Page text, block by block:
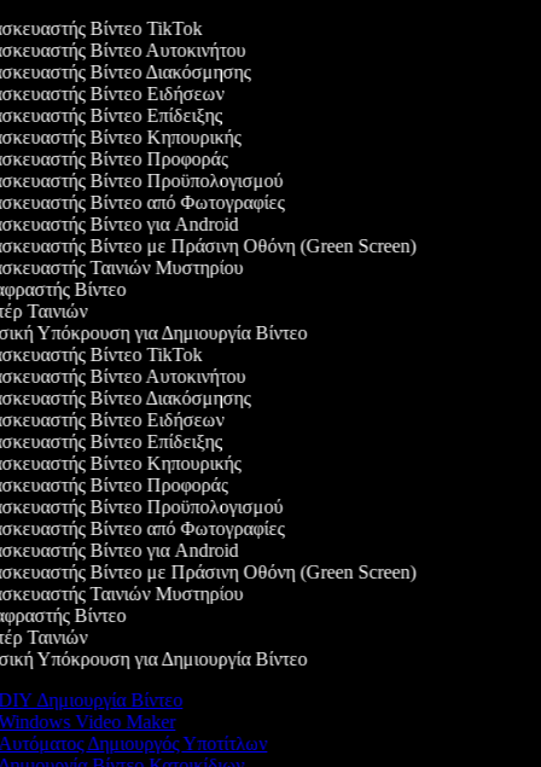
Βίντεο TikTok
Βίντεο Αυτοκινήτου
Βίντεο Διακόσμησης
Βίντεο Ειδήσεων
Βίντεο Επίδειξης
Βίντεο Κηπουρικής
Βίντεο Προφοράς
Βίντεο Προϋπολογισμού
Βίντεο από Φωτογραφίες
Βίντεο για Android
Βίντεο με Πράσινη Οθόνη (Green Screen)
Ταινιών Μυστηρίου
Βίντεο
Ταινιών
Υπόκρουση για Δημιουργία Βίντεο
Βίντεο TikTok
Βίντεο Αυτοκινήτου
Βίντεο Διακόσμησης
Βίντεο Ειδήσεων
Βίντεο Επίδειξης
Βίντεο Κηπουρικής
Βίντεο Προφοράς
Βίντεο Προϋπολογισμού
Βίντεο από Φωτογραφίες
Βίντεο για Android
Βίντεο με Πράσινη Οθόνη (Green Screen)
Ταινιών Μυστηρίου
Βίντεο
Ταινιών
Υπόκρουση για Δημιουργία Βίντεο
Δημιουργία Βίντεο
Video Maker
Δημιουργός Υποτίτλων